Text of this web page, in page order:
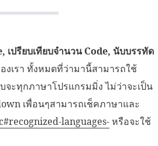
เปรียบเทียบจำนวน Code, นับบรรทัด
งเรา ทั้งหมดที่ว่ามานี้สามารถใช้
ะทุกภาษาโปรแกรมมิ่ง ไม่ว่าจะเป็น
เพื่อนๆสามารถเช็คภาษาและ
languages-หรือจะใช้